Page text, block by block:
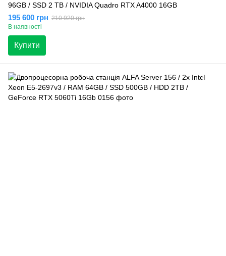
96GB / SSD 2 TB / NVIDIA Quadro RTX A4000 16GB
195 600 грн 210 920 грн
В наявності
Купити